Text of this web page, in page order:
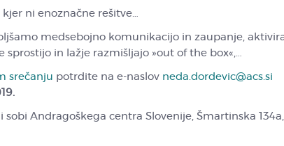
ni enoznačne rešitve…
medsebojno komunikacijo in zaupanje,
sprostijo in lažje razmišljajo »out of the box«,…
srečanju potrdite na e-naslov neda.dordevic@acs.si
sobi Andragoškega centra Slovenije, Šmartinska